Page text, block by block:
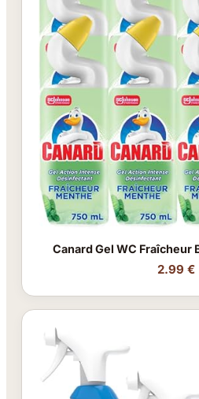
Canard Gel WC Fraîcheur
2.99 €